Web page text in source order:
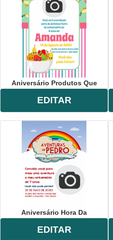
Aniversário Produtos Que
EDITAR
Aniversário Hora Da
EDITAR